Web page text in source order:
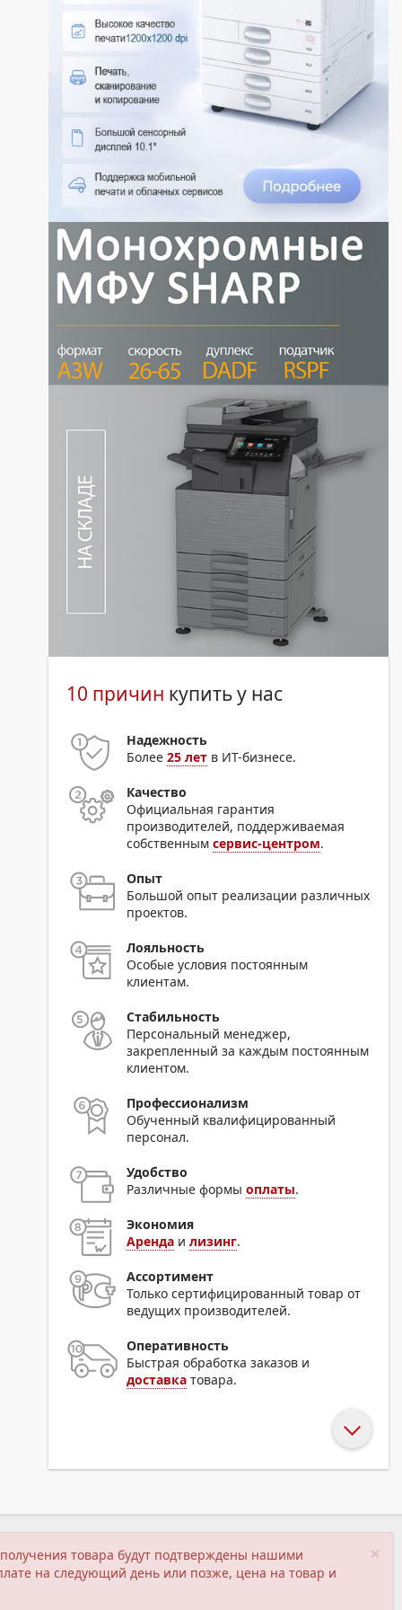
10 причин купить у нас
Надежность
Более25 лет в ИТ-бизнесе.
Качество
Официальная гарантия
производителей, поддерживаемая
собственнымсервис-центром.
Опыт
Большой опыт реализации различных
проектов.
Лояльность
Особые условия постоянным
клиентам.
Стабильность
Персональный менеджер,
закрепленный за каждым постоянным
клиентом.
Профессионализм
Обученный квалифицированный
персонал.
Удобство
Различные формыоплаты.
Экономия
Аренда илизинг.
Ассортимент
Только сертифицированный товар от
ведущих производителей.
Оперативность
Быстрая обработка заказов и
доставка товара.
×
товара будут подтверждены нашими
на следующий день или позже, цена на товар и